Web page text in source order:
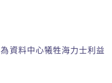
資料中心犧牲海力士利益